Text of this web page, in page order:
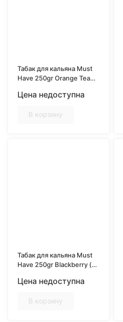
Табак для кальяна Must
Have 250gr Orange Team
Цена недоступна
В корзину
Табак для кальяна Must
Have 250gr Blackberry (с
Цена недоступна
В корзину